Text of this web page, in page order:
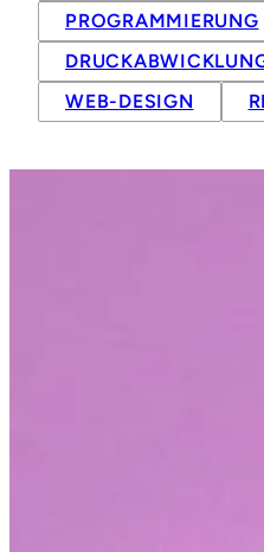
PROGRAMMIERUNG
WEB-DESIGN